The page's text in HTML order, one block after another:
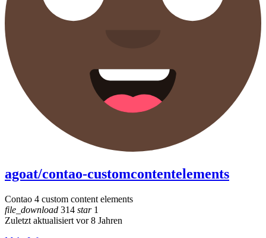
agoat/contao-customcontentelements
Contao 4 custom content elements
file_download 314 star1
Zuletzt aktualisiert vor 8 Jahren